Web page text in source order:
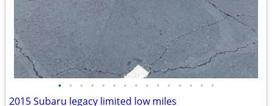
• • • • • • • • • • • • • • •
2015 Subaru legacy limited low miles